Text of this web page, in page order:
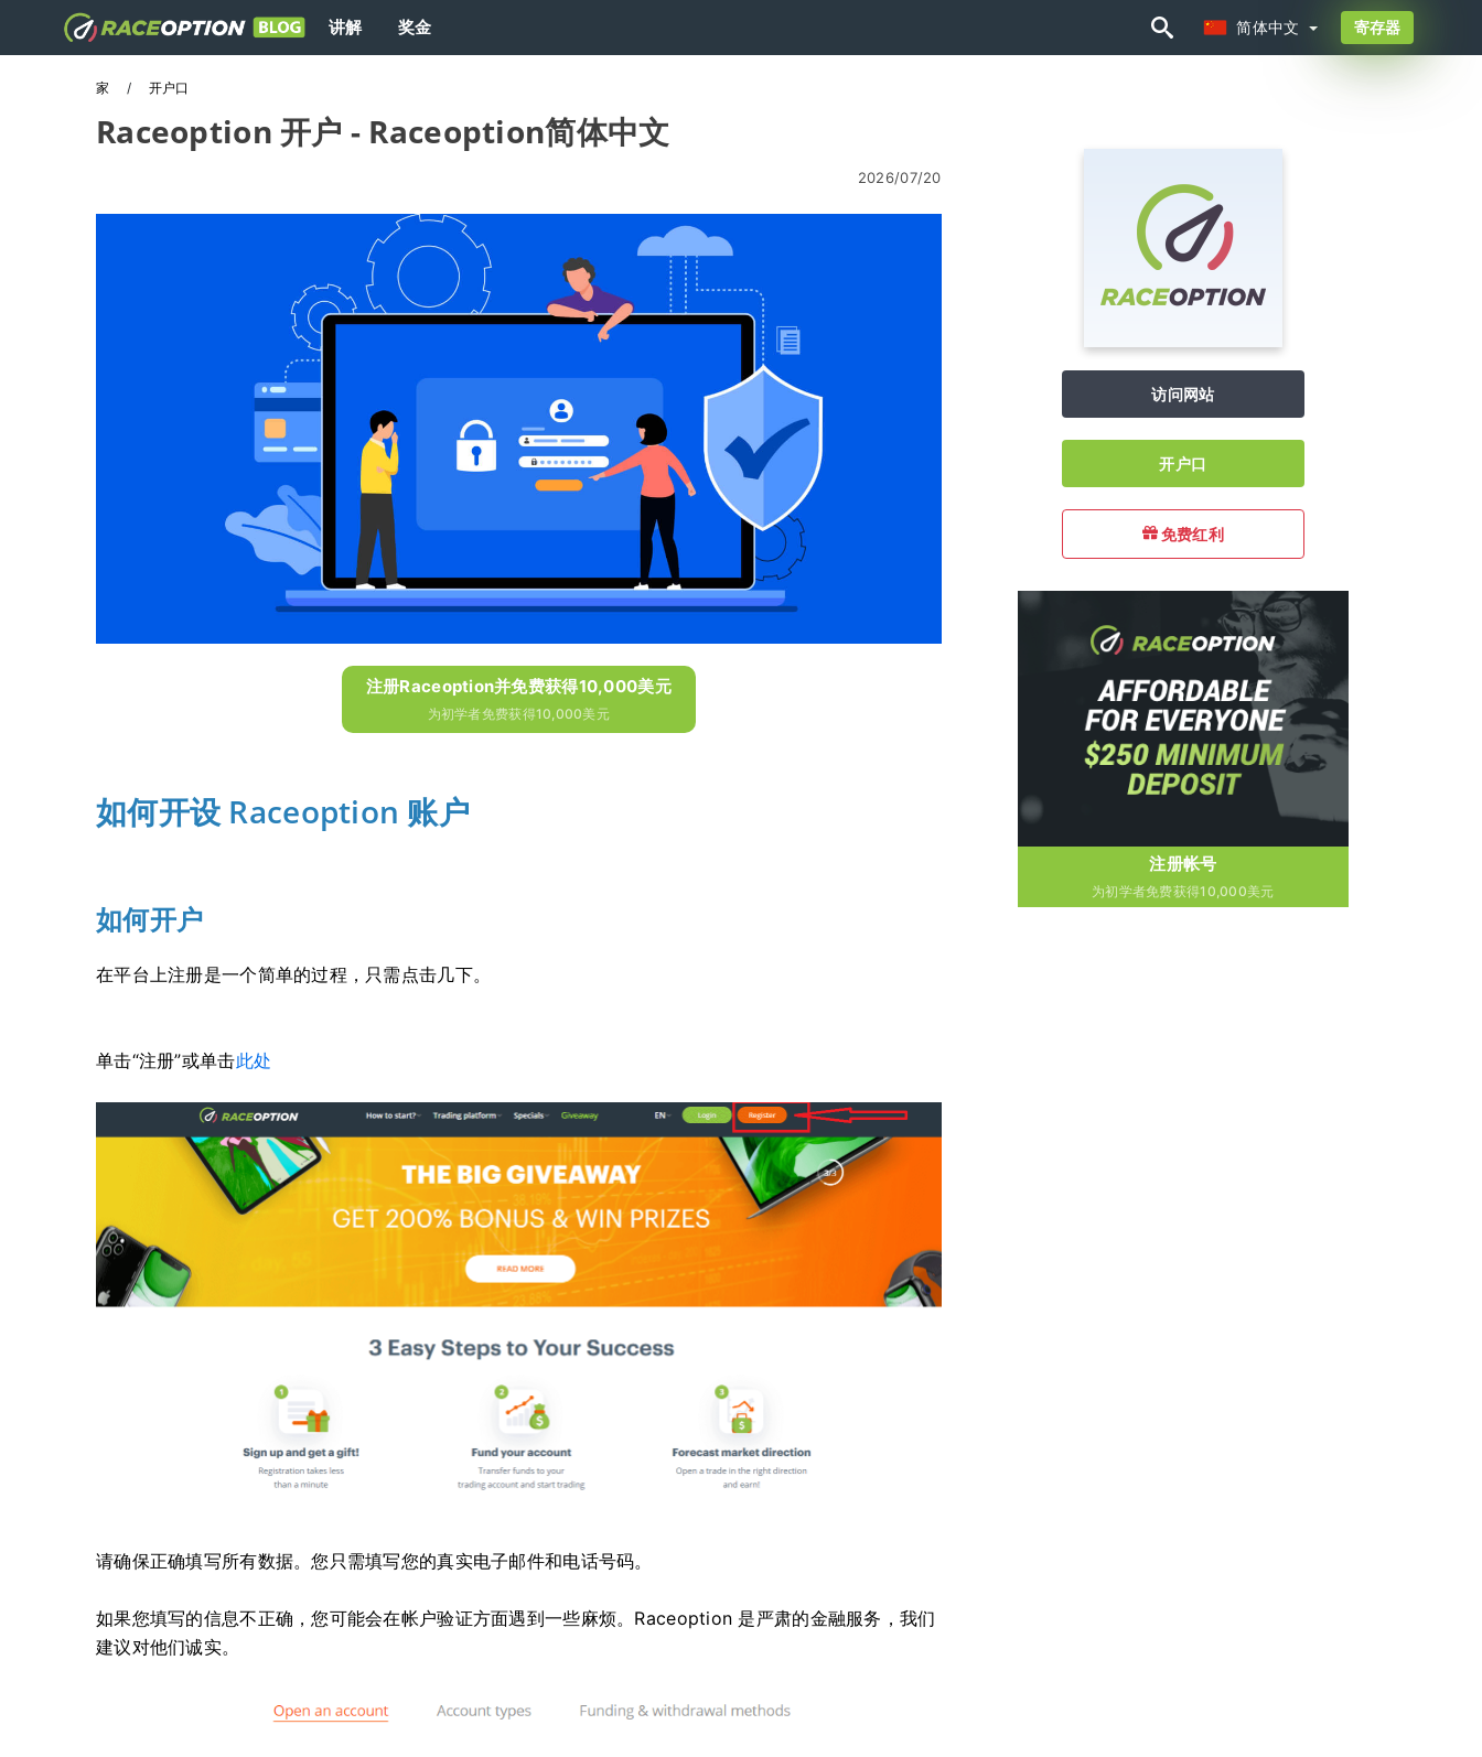
简体中文
讲解 奖金 简体中文 寄存器
家 开户口
Raceoption 开户 - Raceoption简体中文
2026/07/20
注册Raceoption并免费获得10,000美元
为初学者免费获得10,000美元
如何开设 Raceoption 账户
如何开户
在平台上注册是一个简单的过程，只需点击几下。
单击“注册”或单击此处
请确保正确填写所有数据。您只需填写您的真实电子邮件和电话号码。
如果您填写的信息不正确，您可能会在帐户验证方面遇到一些麻烦。 Raceoption 是严肃的金融服务，我们
建议对他们诚实。
访问网站
开户口
免费红利
注册帐号
为初学者免费获得10,000美元